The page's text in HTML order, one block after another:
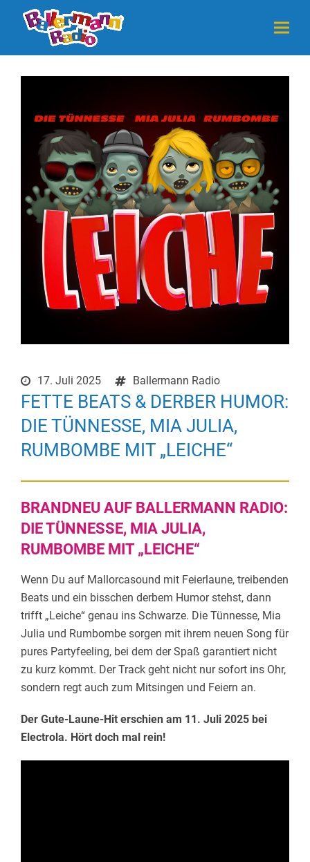
17. Juli 2025 Ballermann Radio
FETTE BEATS & DERBER HUMOR:
DIE TÜNNESSE, MIA JULIA,
RUMBOMBE MIT „LEICHE“
BRANDNEU AUF BALLERMANN RADIO:
DIE TÜNNESSE, MIA JULIA,
RUMBOMBE MIT „LEICHE“
Wenn Du auf Mallorcasound mit Feierlaune, treibenden
Beats und ein bisschen derbem Humor stehst, dann
trifft „Leiche“ genau ins Schwarze. Die Tünnesse, Mia
Julia und Rumbombe sorgen mit ihrem neuen Song für
pures Partyfeeling, bei dem der Spaß garantiert nicht
zu kurz kommt. Der Track geht nicht nur sofort ins Ohr,
sondern regt auch zum Mitsingen und Feiern an.
Der Gute-Laune-Hit erschien am 11. Juli 2025 bei
Electrola. Hört doch mal rein!